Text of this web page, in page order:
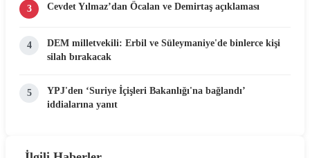
3 Cevdet Yılmaz’dan Öcalan ve Demirtaş açıklaması
4
DEM milletvekili: Erbil ve Süleymaniye'de binlerce kişi
silah bırakacak
5
YPJ'den ‘Suriye İçişleri Bakanlığı'na bağlandı’
iddialarına yanıt